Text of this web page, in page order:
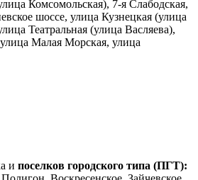
Комсомольская), 7-я Слабодская,
шоссе, улица Кузнецкая (улица
Театральная (улица Васляева),
Малая Морская, улица
и поселков городского типа (ПГТ):